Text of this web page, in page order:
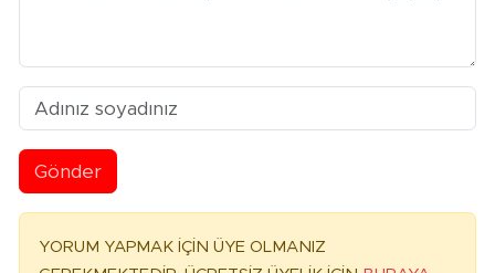
Gönder
YORUM YAPMAK İÇİN ÜYE OLMANIZ